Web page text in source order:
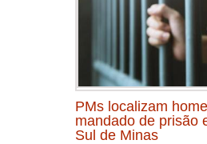
PMs localizam
mandado de prisão
Sul de Minas